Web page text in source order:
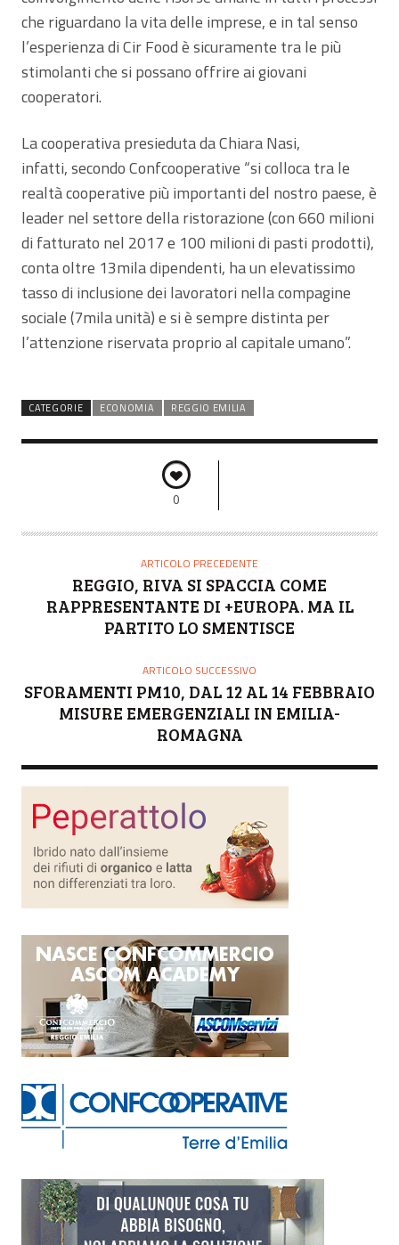
che riguardano la vita delle imprese, e in tal senso
l’esperienza di Cir Food è sicuramente tra le più
stimolanti che si possano offrire ai giovani
cooperatori.
La cooperativa presieduta da Chiara Nasi,
infatti, secondo Confcooperative “si colloca tra le
realtà cooperative più importanti del nostro paese, è
leader nel settore della ristorazione (con 660 milioni
di fatturato nel 2017 e 100 milioni di pasti prodotti),
conta oltre 13mila dipendenti, ha un elevatissimo
tasso di inclusione dei lavoratori nella compagine
sociale (7mila unità) e si è sempre distinta per
l’attenzione riservata proprio al capitale umano”.
CATEGORIE ECONOMIA REGGIO EMILIA
0
ARTICOLO PRECEDENTE
REGGIO, RIVA SI SPACCIA COME
RAPPRESENTANTE DI +EUROPA. MA IL
PARTITO LO SMENTISCE
ARTICOLO SUCCESSIVO
SFORAMENTI PM10, DAL 12 AL 14 FEBBRAIO
MISURE EMERGENZIALI IN EMILIA-
ROMAGNA